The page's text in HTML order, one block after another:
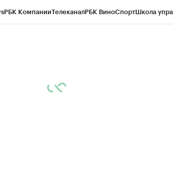
РБК КомпанииТелеканалРБК ВиноСпортШкола